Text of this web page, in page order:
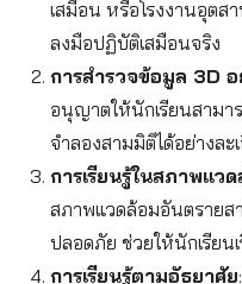
เสมือน หรือโรงงานอุตส
ลงมือปฏิบัติเสมือนจริง
การสำรวจข้อมูล 3D
อนุญาตให้นักเรียนสามา
จำลองสามมิติได้อย่างละ
การเรียนรู้ในสภาพแว
สภาพแวดล้อมอันตรายส
ปลอดภัย ช่วยให้นักเรียน
การเรียนรู้ตามอัธยาศัย